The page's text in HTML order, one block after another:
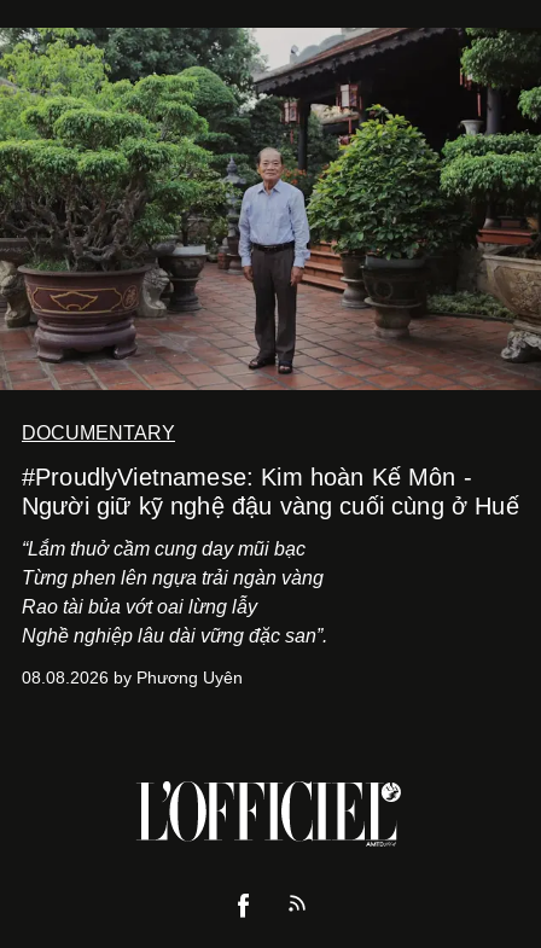
bằng một tâm thế điềm tĩnh hơn. Anh tiếp tục học hỏi, trau
dồi và chờ đợi những vai diễn đủ sức đưa mình đến
những vùng đất mới. Ở tuổi ngoài 30, điều anh theo đuổi
không phải những đích đến quá lớn, mà là khả năng luôn
tiến về phía trước.
DOCUMENTARY
#ProudlyVietnamese: Kim hoàn Kế Môn -
Người giữ kỹ nghệ đậu vàng cuối cùng ở Huế
“Lắm thuở cầm cung day mũi bạc
Từng phen lên ngựa trải ngàn vàng
Rao tài bủa vớt oai lừng lẫy
Nghề nghiệp lâu dài vững đặc san”.
08.08.2026 by Phương Uyên